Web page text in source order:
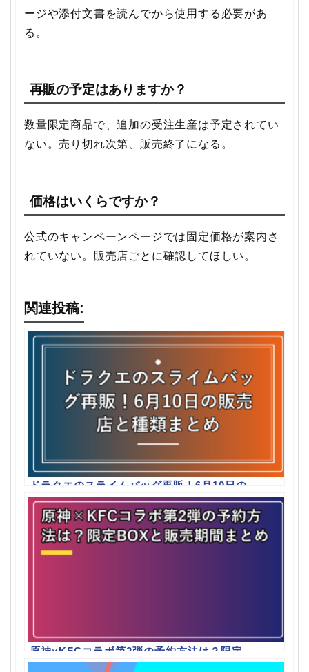
ージや添付文書を読んでから使用する必要があ
る。
再販の予定はありますか？
数量限定商品で、追加の受注生産は予定されてい
ない。売り切れ次第、販売終了になる。
価格はいくらですか？
公式のキャンペーンページでは固定価格が案内さ
れていない。販売店ごとに確認してほしい。
関連投稿:
ドラクエのスライムバッグ再販！6月10日の
販売店と種類まとめ
原神×KFCコラボ第2弾の予約方法は？限定
BOXと販売期間まとめ